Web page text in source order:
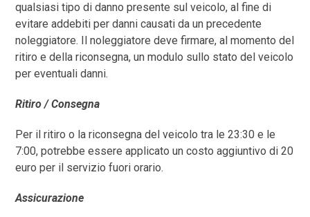
qualsiasi tipo di danno presente sul veicolo, al fine di
evitare addebiti per danni causati da un precedente
noleggiatore. Il noleggiatore deve firmare, al momento del
ritiro e della riconsegna, un modulo sullo stato del veicolo
per eventuali danni.
Ritiro / Consegna
Per il ritiro o la riconsegna del veicolo tra le 23:30 e le
7:00, potrebbe essere applicato un costo aggiuntivo di 20
euro per il servizio fuori orario.
Assicurazione